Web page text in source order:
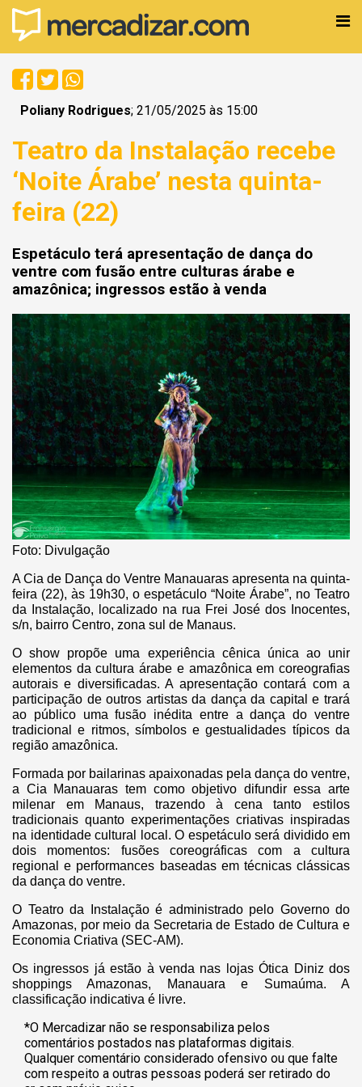
Poliany Rodrigues; 21/05/2025 às 15:00
Teatro da Instalação recebe
‘Noite Árabe’ nesta quinta-
feira (22)
Espetáculo terá apresentação de dança do
ventre com fusão entre culturas árabe e
amazônica; ingressos estão à venda
Foto: Divulgação
A Cia de Dança do Ventre Manauaras apresenta na quinta-
feira (22), às 19h30, o espetáculo “Noite Árabe”, no Teatro
da Instalação, localizado na rua Frei José dos Inocentes,
s/n, bairro Centro, zona sul de Manaus.
O show propõe uma experiência cênica única ao unir
elementos da cultura árabe e amazônica em coreografias
autorais e diversificadas. A apresentação contará com a
participação de outros artistas da dança da capital e trará
ao público uma fusão inédita entre a dança do ventre
tradicional e ritmos, símbolos e gestualidades típicos da
região amazônica.
Formada por bailarinas apaixonadas pela dança do ventre,
a Cia Manauaras tem como objetivo difundir essa arte
milenar em Manaus, trazendo à cena tanto estilos
tradicionais quanto experimentações criativas inspiradas
na identidade cultural local. O espetáculo será dividido em
dois momentos: fusões coreográficas com a cultura
regional e performances baseadas em técnicas clássicas
da dança do ventre.
O Teatro da Instalação é administrado pelo Governo do
Amazonas, por meio da Secretaria de Estado de Cultura e
Economia Criativa (SEC-AM).
Os ingressos já estão à venda nas lojas Ótica Diniz dos
shoppings Amazonas, Manauara e Sumaúma. A
classificação indicativa é livre.
*O Mercadizar não se responsabiliza pelos
comentários postados nas plataformas digitais.
Qualquer comentário considerado ofensivo ou que falte
com respeito a outras pessoas poderá ser retirado do